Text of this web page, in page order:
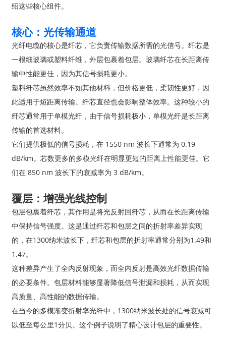
绍这些核心组件。
核心：光传输通道
光纤电缆的核心是纤芯，它负责传输数据所需的光信号。纤芯是
一根细玻璃或塑料纤维，外层包裹着包层。玻璃纤芯在长距离传
输中性能更佳，因为其信号损耗更小。
塑料纤芯虽然效率不如其他材料，但价格更低，柔韧性更好，因
此适用于短距离传输。纤芯直径也会影响整体效率。这种较小的
纤芯通常用于单模光纤，由于信号损耗极小，单模光纤是长距离
传输的首选材料。
它们提供极低的信号损耗，在 1550 nm 波长下通常为 0.19
dB/km。芯数更多的多模光纤在明显更短的距离上性能更佳。它
们在 850 nm 波长下的衰减率为 3 dB/km。
覆层：增强光线控制
包层包裹着纤芯，其作用是将光反射回纤芯，从而在长距离传输
中保持信号强度。这是通过纤芯和包层之间的折射率差异实现
的，在1300纳米波长下，纤芯和包层的折射率通常分别为1.49和
1.47。
这种差异产生了全内反射现象，而全内反射是高效光纤数据传输
的必要条件。包层材料能够显著降低信号泄漏和损耗，从而实现
高质量、高性能的数据传输。
在当今的多模渐变折射率光纤中，1300纳米波长处的信号衰减可
以低至每公里1分贝。这个例子说明了精心设计包层的重要性。